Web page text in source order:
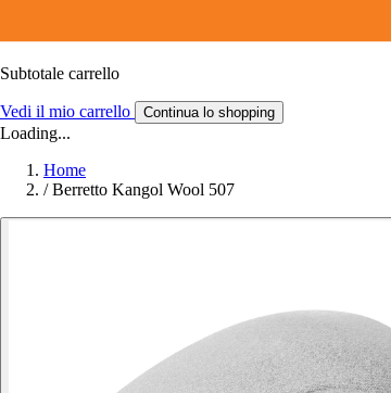
Subtotale carrello
Vedi il mio carrello Continua lo shopping
Loading...
Home
/ Berretto Kangol Wool 507